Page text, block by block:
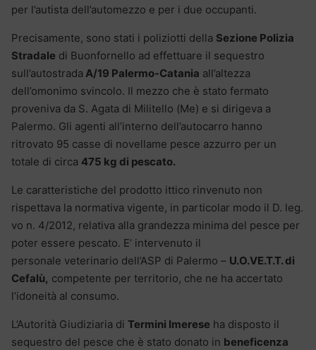
per l’autista dell’automezzo e per i due occupanti.
Precisamente, sono stati i poliziotti della Sezione Polizia
Stradale di Buonfornello ad effettuare il sequestro
sull’autostrada A/19 Palermo-Catania all’altezza
dell’omonimo svincolo. Il mezzo che è stato fermato
proveniva da S. Agata di Militello (Me) e si dirigeva a
Palermo. Gli agenti all’interno dell’autocarro hanno
ritrovato 95 casse di novellame pesce azzurro per un
totale di circa 475 kg di pescato.
Le caratteristiche del prodotto ittico rinvenuto non
rispettava la normativa vigente, in particolar modo il D. leg.
vo n. 4/2012, relativa alla grandezza minima del pesce per
poter essere pescato. E’ intervenuto il
personale veterinario dell’ASP di Palermo – U.O.VE.T.T. di
Cefalù, competente per territorio, che ne ha accertato
l’idoneità al consumo.
L’Autorità Giudiziaria di Termini Imerese ha disposto il
sequestro del pesce che è stato donato in beneficenza